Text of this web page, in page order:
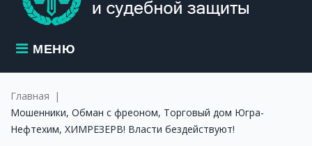
МЕНЮ
Главная |
Мошенники, Обман с фреоном, Торговый дом Югра-
Нефтехим, ХИМРЕЗЕРВ! Власти бездействуют!